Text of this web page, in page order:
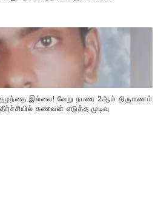
இல்லை! வேறு நபரை 2ஆம் திருமணம்
கணவன் எடுத்த முடிவு